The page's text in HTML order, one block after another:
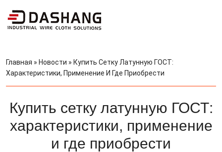
Главная » Новости » Купить Сетку Латунную ГОСТ:
Характеристики, Применение И Где Приобрести
Купить сетку латунную ГОСТ:
характеристики, применение
и где приобрести